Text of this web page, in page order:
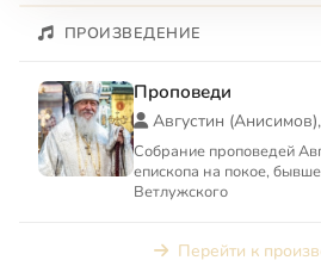
ПРОИЗВЕДЕНИЕ
Проповеди
Августин
Собрание проповедей
епископа на покое,
Ветлужского
Перейти к